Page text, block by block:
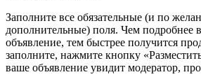
Заполните все обязательные (и по
дополнительные) поля. Чем подробнее
объявление, тем быстрее получится
заполните, нажмите кнопку
ваше объявление увидит модератор,